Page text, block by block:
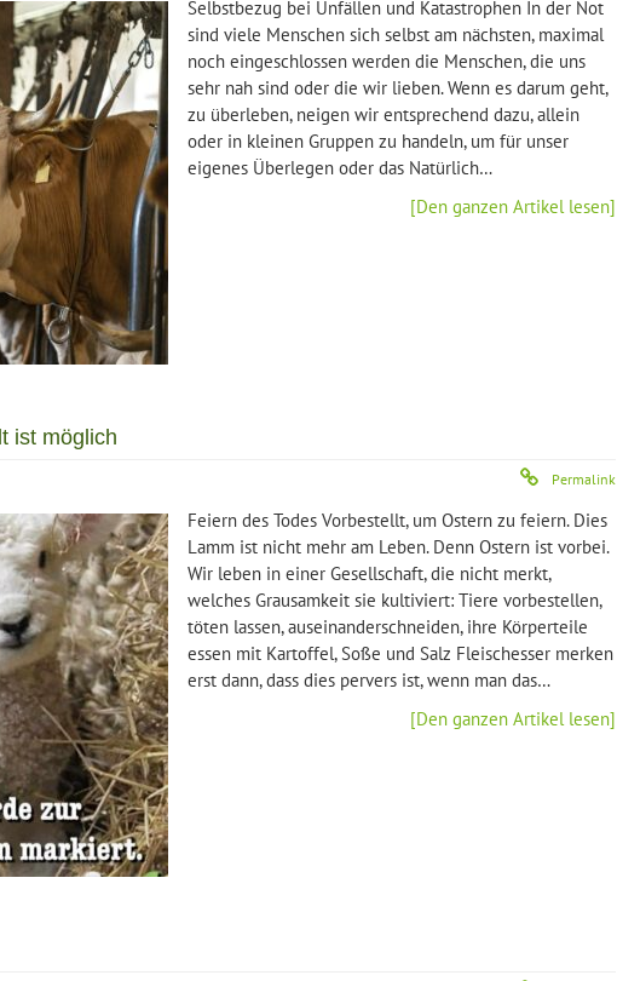
Selbstbezug bei Unfällen und Katastrophen In der Not
sind viele Menschen sich selbst am nächsten, maximal
noch eingeschlossen werden die Menschen, die uns
sehr nah sind oder die wir lieben. Wenn es darum geht,
zu überleben, neigen wir entsprechend dazu, allein
oder in kleinen Gruppen zu handeln, um für unser
eigenes Überlegen oder das Natürlich…
[Den ganzen Artikel lesen]
ist möglich
Permalink
Feiern des Todes Vorbestellt, um Ostern zu feiern. Dies
Lamm ist nicht mehr am Leben. Denn Ostern ist vorbei.
Wir leben in einer Gesellschaft, die nicht merkt,
welches Grausamkeit sie kultiviert: Tiere vorbestellen,
töten lassen, auseinanderschneiden, ihre Körperteile
essen mit Kartoffel, Soße und Salz Fleischesser merken
erst dann, dass dies pervers ist, wenn man das…
[Den ganzen Artikel lesen]